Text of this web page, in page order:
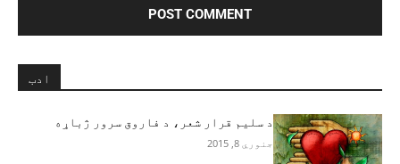
ادب
د سلیم قرار شعر، د فاروق سرور ژباړه
جنوري 8, 2015